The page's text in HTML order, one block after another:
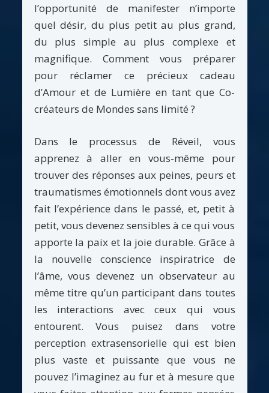
l’opportunité de manifester n’importe
quel désir, du plus petit au plus grand,
du plus simple au plus complexe et
magnifique. Comment vous préparer
pour réclamer ce précieux cadeau
d’Amour et de Lumière en tant que Co-
créateurs de Mondes sans limité ?
Dans le processus de Réveil, vous
apprenez à aller en vous-même pour
trouver des réponses aux peines, peurs et
traumatismes émotionnels dont vous avez
fait l’expérience dans le passé, et, petit à
petit, vous devenez sensibles à ce qui vous
apporte la paix et la joie durable. Grâce à
la nouvelle conscience inspiratrice de
l’âme, vous devenez un observateur au
même titre qu’un participant dans toutes
les interactions avec ceux qui vous
entourent. Vous puisez dans votre
perception extrasensorielle qui est bien
plus vaste et puissante que vous ne
pouvez l’imaginez au fur et à mesure que